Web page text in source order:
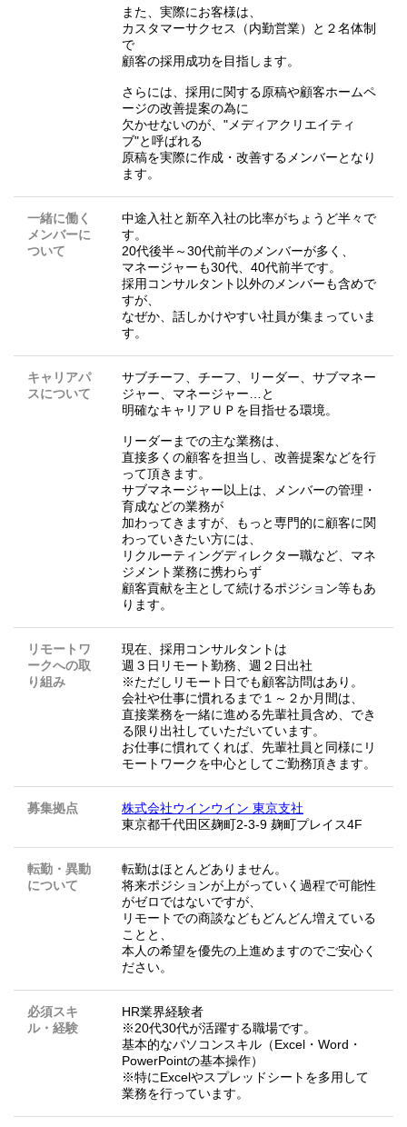
また、実際にお客様は、
カスタマーサクセス（内勤営業）と２名体制
で
顧客の採用成功を目指します。
さらには、採用に関する原稿や顧客ホームペ
ージの改善提案の為に
欠かせないのが、"メディアクリエイティ
ブ"と呼ばれる
原稿を実際に作成・改善するメンバーとなり
ます。
一緒に働く
メンバーに
ついて
中途入社と新卒入社の比率がちょうど半々で
す。
20代後半～30代前半のメンバーが多く、
マネージャーも30代、40代前半です。
採用コンサルタント以外のメンバーも含めで
すが、
なぜか、話しかけやすい社員が集まっていま
す。
キャリアパ
スについて
サブチーフ、チーフ、リーダー、サブマネー
ジャー、マネージャー…と
明確なキャリアＵＰを目指せる環境。
リーダーまでの主な業務は、
直接多くの顧客を担当し、改善提案などを行
って頂きます。
サブマネージャー以上は、メンバーの管理・
育成などの業務が
加わってきますが、もっと専門的に顧客に関
わっていきたい方には、
リクルーティングディレクター職など、マネ
ジメント業務に携わらず
顧客貢献を主として続けるポジション等もあ
ります。
リモートワ
ークへの取
り組み
現在、採用コンサルタントは
週３日リモート勤務、週２日出社
※ただしリモート日でも顧客訪問はあり。
会社や仕事に慣れるまで１～２か月間は、
直接業務を一緒に進める先輩社員含め、でき
る限り出社していただいています。
お仕事に慣れてくれば、先輩社員と同様にリ
モートワークを中心としてご勤務頂きます。
募集拠点
株式会社ウインウイン 東京支社
東京都千代田区麹町2-3-9 麹町プレイス4F
転勤・異動
について
転勤はほとんどありません。
将来ポジションが上がっていく過程で可能性
がゼロではないですが、
リモートでの商談などもどんどん増えている
ことと、
本人の希望を優先の上進めますのでご安心く
ださい。
必須スキ
ル・経験
HR業界経験者
※20代30代が活躍する職場です。
基本的なパソコンスキル（Excel・Word・
PowerPointの基本操作）
※特にExcelやスプレッドシートを多用して
業務を行っています。